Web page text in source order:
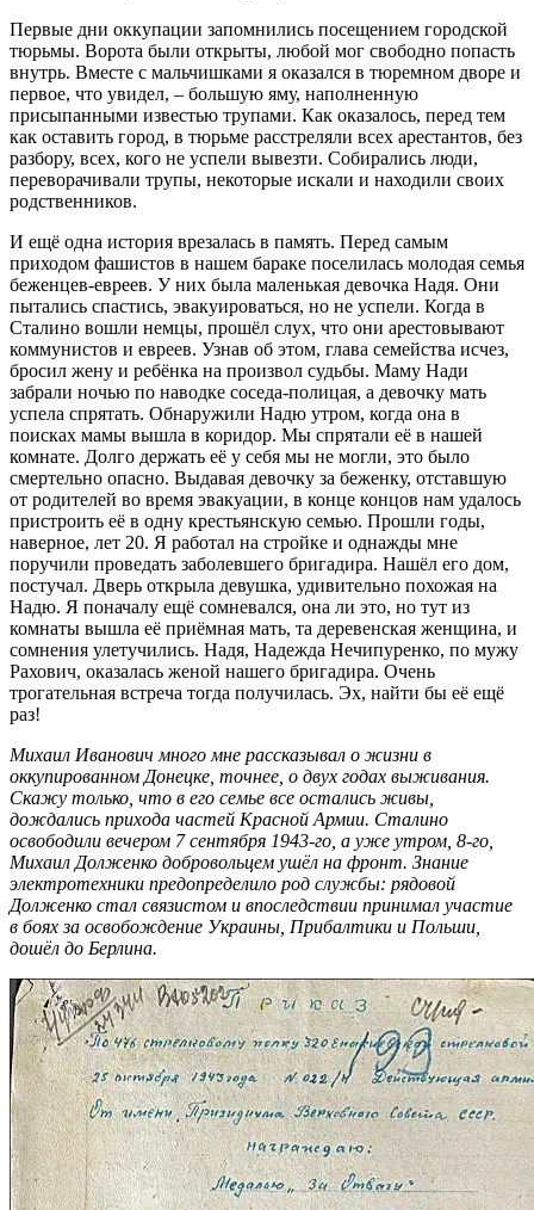
Первые дни оккупации запомнились посещением городской
тюрьмы. Ворота были открыты, любой мог свободно попасть
внутрь. Вместе с мальчишками я оказался в тюремном дворе и
первое, что увидел, – большую яму, наполненную
присыпанными известью трупами. Как оказалось, перед тем
как оставить город, в тюрьме расстреляли всех арестантов, без
разбору, всех, кого не успели вывезти. Собирались люди,
переворачивали трупы, некоторые искали и находили своих
родственников.
И ещё одна история врезалась в память. Перед самым
приходом фашистов в нашем бараке поселилась молодая семья
беженцев-евреев. У них была маленькая девочка Надя. Они
пытались спастись, эвакуироваться, но не успели. Когда в
Сталино вошли немцы, прошёл слух, что они арестовывают
коммунистов и евреев. Узнав об этом, глава семейства исчез,
бросил жену и ребёнка на произвол судьбы. Маму Нади
забрали ночью по наводке соседа-полицая, а девочку мать
успела спрятать. Обнаружили Надю утром, когда она в
поисках мамы вышла в коридор. Мы спрятали её в нашей
комнате. Долго держать её у себя мы не могли, это было
смертельно опасно. Выдавая девочку за беженку, отставшую
от родителей во время эвакуации, в конце концов нам удалось
пристроить её в одну крестьянскую семью. Прошли годы,
наверное, лет 20. Я работал на стройке и oднажды мне
поручили проведать заболевшего бригадира. Hашёл его дом,
постучал. Дверь открыла девушка, удивительно похожая на
Надю. Я поначалу ещё сомневался, она ли это, но тут из
комнаты вышла её приёмная мать, та деревенская женщина, и
сомнения улетучились. Надя, Надежда Нечипуренко, по мужу
Рахович, оказалась женой нашего бригадира. Очень
трогательная встреча тогда получилась. Эх, найти бы её ещё
раз!
Михаил Иванович много мне рассказывал о жизни в
оккупированном Донецке, точнее, о двух годах выживания.
Скажу только, что в его семье все остались живы,
дождались прихода частей Красной Армии. Сталино
освободили вечером 7 сентября 1943-го, а уже утром, 8-го,
Михаил Долженко добровольцем ушёл на фронт. Знание
электротехники предопределило род службы: рядовой
Долженко стал связистом и впоследствии принимал участие
в боях за освобождение Украины, Прибалтики и Польши,
дошёл до Берлина.